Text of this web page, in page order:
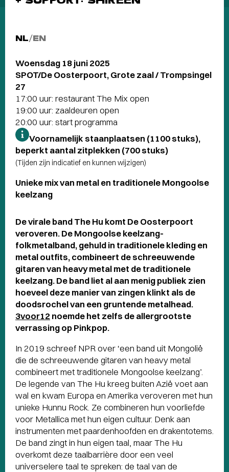
NL/EN
Woensdag 18 juni 2025
SPOT/De Oosterpoort, Grote zaal / Trompsingel
27
17:00 uur: restaurant The Mix open
19:00 uur: zaaldeuren open
20:00 uur: start programma
Voornamelijk staanplaatsen (1100 stuks),
beperkt aantal zitplekken (700 stuks)
(Tijden zijn indicatief en kunnen wijzigen)
Unieke mix van metal en traditionele Mongoolse
keelzang
De virale band The Hu komt De Oosterpoort
veroveren. De Mongoolse keelzang-
folkmetalband, gehuld in traditionele kleding en
metal outfits, combineert de schreeuwende
gitaren van heavy metal met de traditionele
keelzang. De band liet al aan menig publiek zien
hoeveel deze manier van zingen klinkt als de
doodsrochel van een gruntende metalhead.
3voor12 noemde het zelfs de allergrootste
verrassing op Pinkpop.
In 2019 schreef NPR over ‘een band uit Mongolië
die de schreeuwende gitaren van heavy metal
combineert met traditionele Mongoolse keelzang’.
De legende van The Hu kreeg buiten Azië voet aan
wal en kwam Europa en Amerika veroveren met hun
unieke Hunnu Rock. Ze combineren hun voorliefde
voor Metallica met hun eigen cultuur. Denk aan
instrumenten met paardenhoofden en drakentotems.
De band zingt in hun eigen taal, maar The Hu
overkomt deze taalbarrière door een veel
universelere taal te spreken: de taal van de